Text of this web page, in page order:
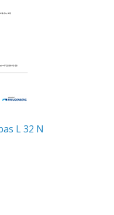
L 32 N